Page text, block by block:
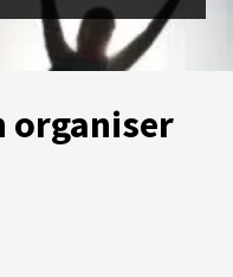
organiser